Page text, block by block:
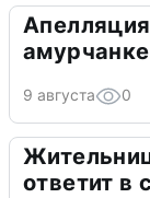
9 августа 0
ответит в